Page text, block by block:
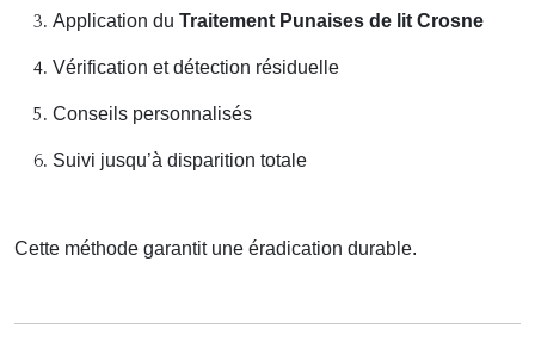
Application du Traitement Punaises de lit Crosne
Vérification et détection résiduelle
Conseils personnalisés
Suivi jusqu’à disparition totale
Cette méthode garantit une éradication durable.